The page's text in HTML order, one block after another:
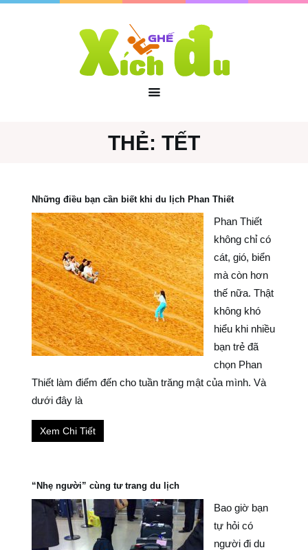
THẺ: TẾT
Những điều bạn cần biết khi du lịch Phan Thiết
Phan Thiết
không chỉ có
cát, gió, biển
mà còn hơn
thế nữa. Thật
không khó
hiểu khi nhiều
bạn trẻ đã
chọn Phan
Thiết làm điểm đến cho tuần trăng mật của mình. Và
dưới đây là
Xem Chi Tiết
“Nhẹ người” cùng tư trang du lịch
Bao giờ bạn
tự hỏi có
người đi du